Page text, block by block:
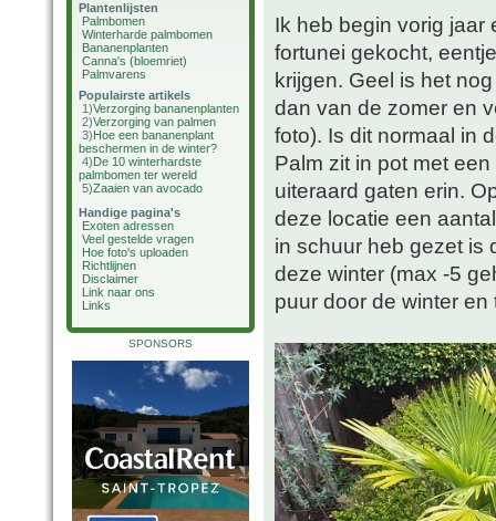
Plantenlijsten
Palmbomen
Winterharde palmbomen
Bananenplanten
Canna's (bloemriet)
Palmvarens
Populairste artikels
1)Verzorging bananenplanten
2)Verzorging van palmen
3)Hoe een bananenplant
beschermen in de winter?
4)De 10 winterhardste
palmbomen ter wereld
5)Zaaien van avocado
Handige pagina's
Exoten adressen
Veel gestelde vragen
Hoe foto's uploaden
Richtlijnen
Disclaimer
Link naar ons
Links
SPONSORS
Ik heb begin vorig jaar
fortunei gekocht,
krijgen. Geel is het
dan van de zomer en
foto). Is dit normaal in
Palm zit in pot met
uiteraard gaten erin.
deze locatie een
in schuur heb gezet is
deze winter (max -5
puur door de winter